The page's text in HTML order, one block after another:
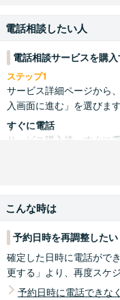
電話相談したい人
電話相談サービスを購
ステップ1
サービス詳細ページから
入画面に進む」を選びます
すぐに電話
サービス購入後、すぐに
購入画面に進む
サービス購入後、トーク
時を決め、予約した日時
「すぐに電話」の購入・
「予約を申し込む」「購
てはこちら
こんな時は
予約日時を再調整したい
確定した日時に電話がで
更する」より、再度スケ
予約日時に電話できな